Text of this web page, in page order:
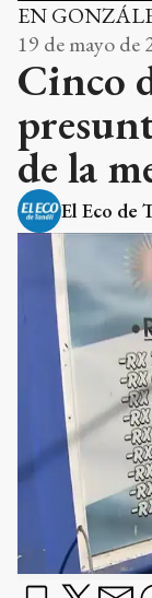
EN
19 de mayo de
Cinco
de la
El Eco de